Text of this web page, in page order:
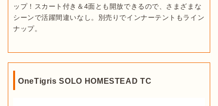
ップ！スカート付き＆4面とも開放できるので、さまざまな
シーンで活躍間違いなし。別売りでインナーテントもライン
ナップ。
OneTigris SOLO HOMESTEAD TC